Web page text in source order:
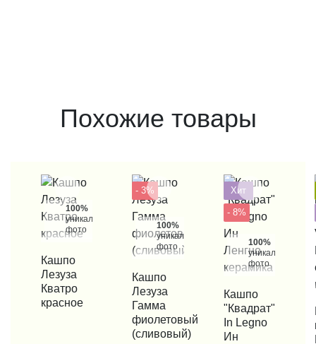
Похожие товары
100%
уникальные
фото
КУПИТЬ В 1 КЛИК
Кашпо
Лезуза
Кватро
красное
- 3%
100%
уникальные
фото
КУПИТЬ В 1 КЛИК
Кашпо
Лезуза
Гамма
фиолетовый
(сливовый)
Хит
- 8%
100%
уникальные
фото
КУПИТЬ В 1 КЛИК
Кашпо
"Квадрат"
In Legno
Ин